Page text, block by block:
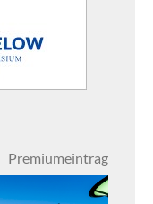
Premiumeintrag